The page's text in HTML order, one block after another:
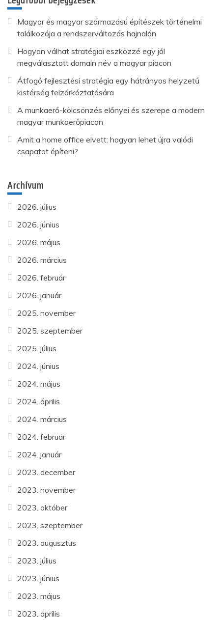
Magyar és magyar származású építészek történelmi
találkozója a rendszerváltozás hajnalán
Hogyan válhat stratégiai eszközzé egy jól
megválasztott domain név a magyar piacon
Átfogó fejlesztési stratégia egy hátrányos helyzetű
kistérség felzárkóztatására
A munkaerő-kölcsönzés előnyei és szerepe a modern
magyar munkaerőpiacon
Amit a home office elvett: hogyan lehet újra valódi
csapatot építeni?
Archívum
2026. július
2026. június
2026. május
2026. március
2026. február
2026. január
2025. november
2025. szeptember
2025. július
2024. június
2024. május
2024. április
2024. március
2024. február
2024. január
2023. december
2023. november
2023. október
2023. szeptember
2023. augusztus
2023. július
2023. június
2023. május
2023. április